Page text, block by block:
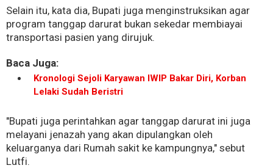
Selain itu, kata dia, Bupati juga menginstruksikan agar
program tanggap darurat bukan sekedar membiayai
transportasi pasien yang dirujuk.
Baca Juga:
Kronologi Sejoli Karyawan IWIP Bakar Diri, Korban
Lelaki Sudah Beristri
"Bupati juga perintahkan agar tanggap darurat ini juga
melayani jenazah yang akan dipulangkan oleh
keluarganya dari Rumah sakit ke kampungnya," sebut
Lutfi.